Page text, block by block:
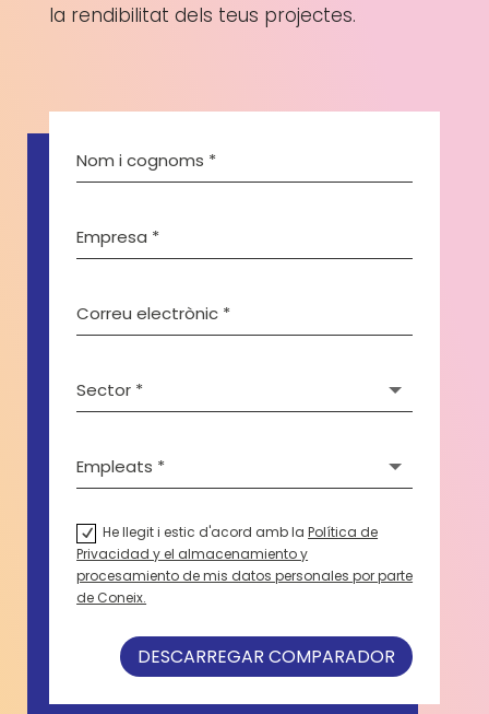
la rendibilitat dels teus projectes.
He llegit i estic d'acord amb laPolítica de
Privacidad y el almacenamiento y
procesamiento de mis datos personales por parte
de Coneix.
DESCARREGAR COMPARADOR
Alternative: